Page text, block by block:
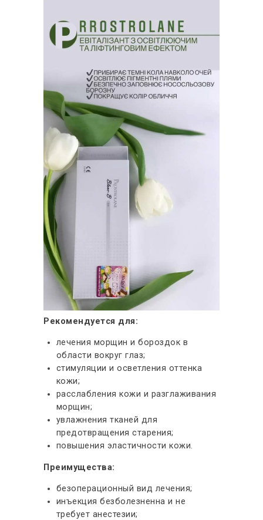
Рекомендуется для:
лечения морщин и бороздок в
области вокруг глаз;
стимуляции и осветления оттенка
кожи;
расслабления кожи и разглаживания
морщин;
увлажнения тканей для
предотвращения старения;
повышения эластичности кожи.
Преимущества:
безоперационный вид лечения;
инъекция безболезненна и не
требует анестезии;